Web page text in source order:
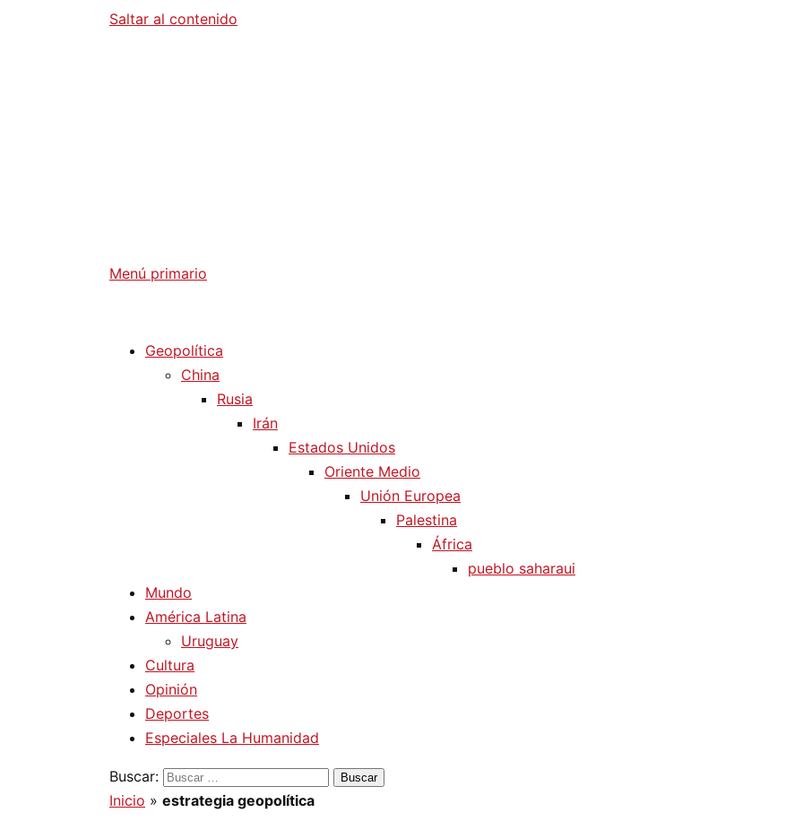
Saltar al contenido
Menú primario
Geopolítica
China
Rusia
Irán
Estados Unidos
Oriente Medio
Unión Europea
Palestina
África
pueblo saharaui
Mundo
América Latina
Uruguay
Cultura
Opinión
Deportes
Especiales La Humanidad
Buscar:
Inicio » estrategia geopolítica